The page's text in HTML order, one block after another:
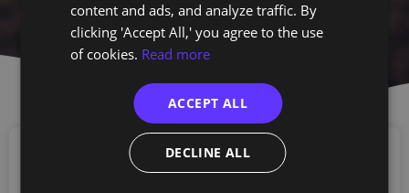
Sabias que também é possível fazer as
formações da TechOf em regime remoto?
content and ads, and analyze traffic. By
clicking 'Accept All,' you agree to the use
of cookies. Read more
ACCEPT ALL
DECLINE ALL